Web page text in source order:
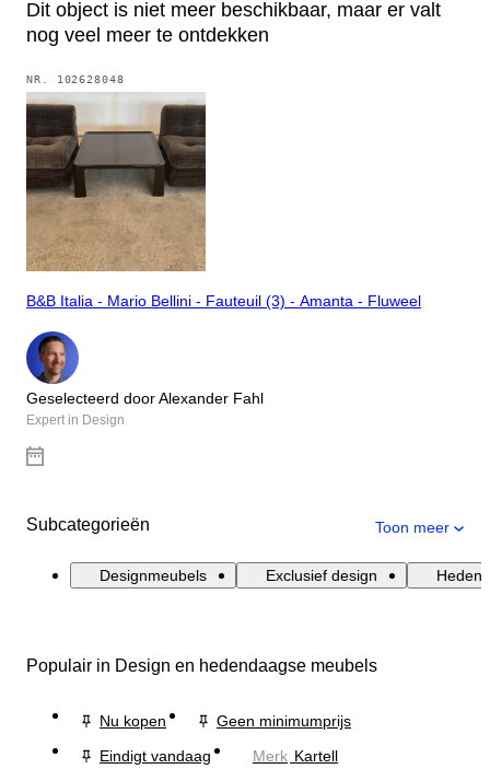
Dit object is niet meer beschikbaar, maar er valt
nog veel meer te ontdekken
NR. 102628048
B&B Italia - Mario Bellini - Fauteuil (3) - Amanta - Fluweel
Geselecteerd door Alexander Fahl
Expert in Design
Subcategorieën Toon meer
Designmeubels Exclusief design
Populair in Design en hedendaagse meubels
Nu kopen
Geen minimumprijs
Eindigt vandaag
Merk Kartell